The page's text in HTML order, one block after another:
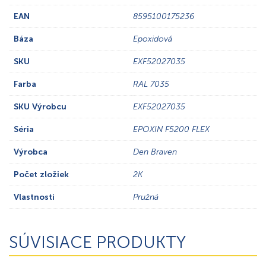
EAN 8595100175236
Báza Epoxidová
SKU EXF52027035
Farba RAL 7035
SKU Výrobcu EXF52027035
Séria EPOXIN F5200 FLEX
Výrobca Den Braven
Počet zložiek 2K
Vlastnosti Pružná
SÚVISIACE PRODUKTY